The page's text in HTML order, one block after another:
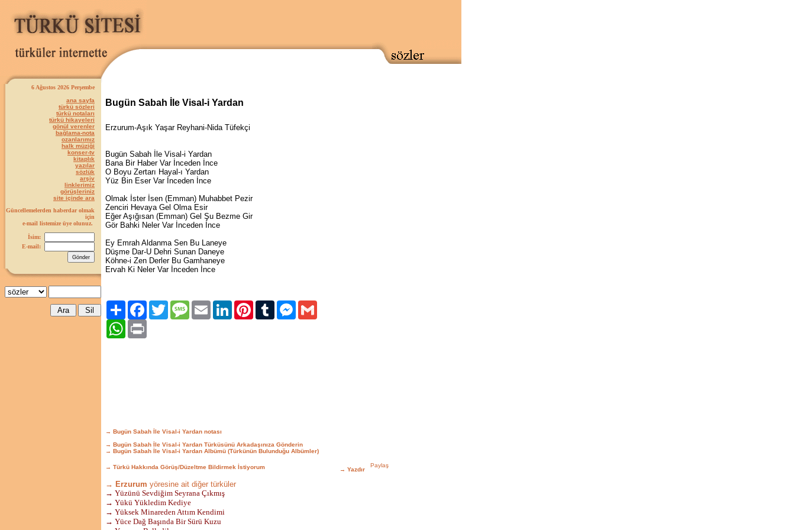
6 Ağustos 2026 Perşembe
ana sayfa
türkü sözleri
türkü notaları
türkü hikayeleri
gönül verenler
bağlama-nota
ozanlarımız
halk müziği
konser-tv
kitaplık
yazılar
sözlük
arşiv
linklerimiz
görüşleriniz
site içinde ara
Güncellemelerden haberdar olmak
için
e-mail listemize üye olunuz.
İsim:
E-mail:
Bugün Sabah İle Visal-i Yardan
Erzurum-Aşık Yaşar Reyhani-Nida Tüfekçi
Bugün Sabah İle Visal-i Yardan
Bana Bir Haber Var İnceden İnce
O Boyu Zertarı Hayal-ı Yardan
Yüz Bin Eser Var İnceden İnce
Olmak İster İsen (Emman) Muhabbet Pezir
Zenciri Hevaya Gel Olma Esir
Eğer Aşığısan (Emman) Gel Şu Bezme Gir
Gör Bahki Neler Var İnceden İnce
Ey Emrah Aldanma Sen Bu Laneye
Düşme Dar-U Dehri Sunan Daneye
Köhne-i Zen Derler Bu Gamhaneye
Ervah Ki Neler Var İnceden İnce
Paylaş FacebookTwitter Message Email LinkedIn Pinterest Tumblr Messenger
WhatsApp
→ Bugün Sabah İle Visal-i Yardan notası
→ Bugün Sabah İle Visal-i Yardan Türküsünü Arkadaşınıza Gönderin
→ Bugün Sabah İle Visal-i Yardan Albümü (Türkünün Bulunduğu Albümler)
→ Türkü Hakkında Görüş/Düzeltme Bildirmek İstiyorum → Yazdır
→ Erzurum yöresine ait diğer türküler
→ Yüzünü Sevdiğim Seyrana Çıkmış
→ Yükü Yükledim Kediye
→ Yüksek Minareden Attım Kendimi
→ Yüce Dağ Başında Bir Sürü Kuzu